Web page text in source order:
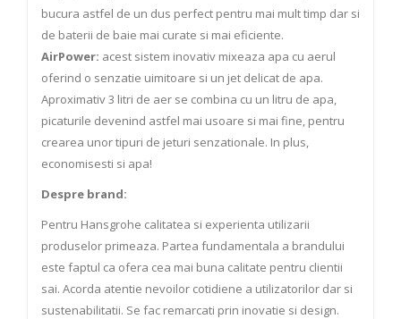
bucura astfel de un dus perfect pentru mai mult timp dar si
de baterii de baie mai curate si mai eficiente.
AirPower: acest sistem inovativ mixeaza apa cu aerul
oferind o senzatie uimitoare si un jet delicat de apa.
Aproximativ 3 litri de aer se combina cu un litru de apa,
picaturile devenind astfel mai usoare si mai fine, pentru
crearea unor tipuri de jeturi senzationale. In plus,
economisesti si apa!
Despre brand:
Pentru Hansgrohe calitatea si experienta utilizarii
produselor primeaza. Partea fundamentala a brandului
este faptul ca ofera cea mai buna calitate pentru clientii
sai. Acorda atentie nevoilor cotidiene a utilizatorilor dar si
sustenabilitatii. Se fac remarcati prin inovatie si design.